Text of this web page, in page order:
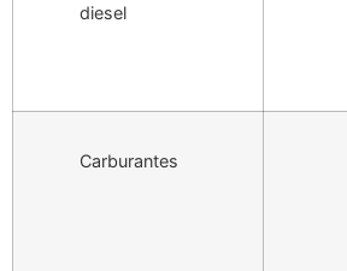
diesel
Carburantes